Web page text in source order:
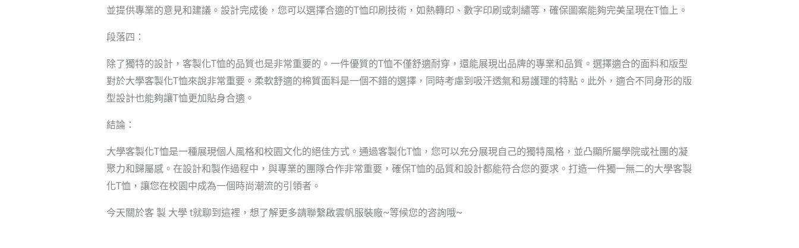
並提供專業的意見和建議。設計完成後，您可以選擇合適的T恤印刷技術，如熱轉印、數字印刷或刺繡等，確保圖案能夠完美呈現在T恤上。
段落四：
除了獨特的設計，客製化T恤的品質也是非常重要的。一件優質的T恤不僅舒適耐穿，還能展現出品牌的專業和品質。選擇適合的面料和版型
對於大學客製化T恤來說非常重要。柔軟舒適的棉質面料是一個不錯的選擇，同時考慮到吸汗透氣和易護理的特點。此外，適合不同身形的版
型設計也能夠讓T恤更加貼身合適。
結論：
大學客製化T恤是一種展現個人風格和校園文化的絕佳方式。通過客製化T恤，您可以充分展現自己的獨特風格，並凸顯所屬學院或社團的凝
聚力和歸屬感。在設計和製作過程中，與專業的團隊合作非常重要，確保T恤的品質和設計都能符合您的要求。打造一件獨一無二的大學客製
化T恤，讓您在校園中成為一個時尚潮流的引領者。
今天關於客 製 大學 t就聊到這裡，想了解更多請聯繫啟雲帆服裝廠~等候您的咨詢哦~